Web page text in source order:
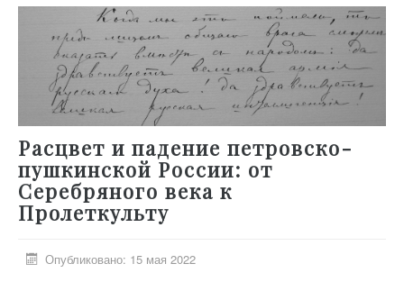
Расцвет и падение петровско-
пушкинской России: от
Серебряного века к
Пролеткульту
Опубликовано: 15 мая 2022